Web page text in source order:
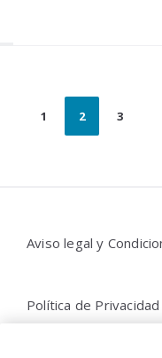
Paginación
1 2 3
Aviso legal y
Política de